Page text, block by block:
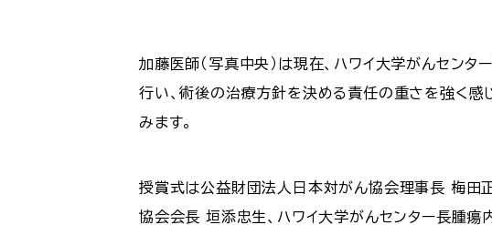
加藤医師（写真中央）は現在、ハワイ大学がんセン
行い、術後の治療方針を決める責任の重さを強く
みます。
授賞式は公益財団法人日本対がん協会理事長 梅田
協会会長 垣添忠生、ハワイ大学がんセンター長腫瘍